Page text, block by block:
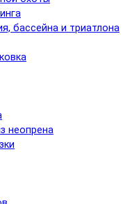
бассейна и триатлона
неопрена